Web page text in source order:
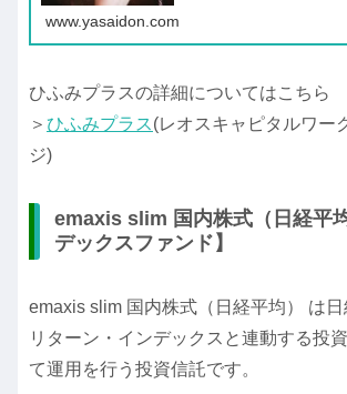
www.yasaidon.com
ひふみプラスの詳細についてはこちら
＞ ひふみプラス(レオスキャピタルワー
ジ)
emaxis slim 国内株式（日経平
デックスファンド】
emaxis slim 国内株式（日経平均） は
リターン・インデックスと連動する投
て運用を行う投資信託です。